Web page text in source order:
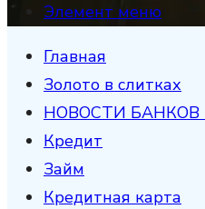
Элемент меню
Главная
Золото в слитках
НОВОСТИ БАНКОВ
Кредит
Займ
Кредитная карта